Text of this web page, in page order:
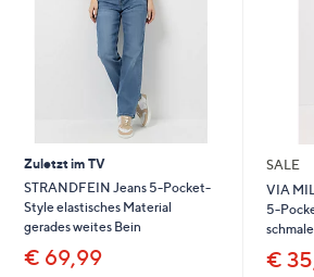
Zuletzt im TV
STRANDFEIN Jeans 5-Pocket-
Style elastisches Material
gerades weites Bein
€ 69,99
SALE
VIA
5-
€